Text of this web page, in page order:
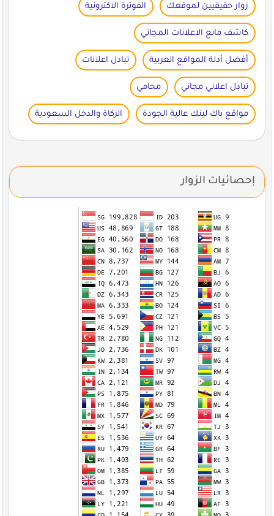
زوار حقيقيين لموقعك الفوترة الاكترونية
كاشف مانع الاعلانات المجاني
أفضل أدلة المواقع العربية تبادل اعلانات
تبادل اعلاني مجاني محامي
مواقع باك لينك عالية الجودة الزكاة والدخل السعودية
إحصائيات الزوار